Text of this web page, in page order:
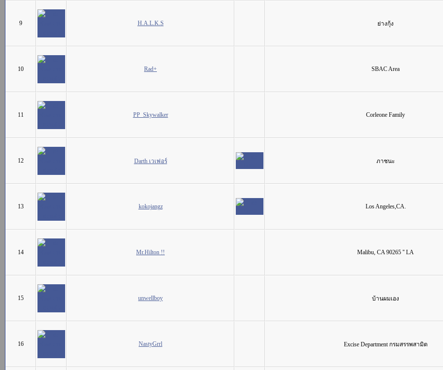
9 H.A.L.K.S ย่างกุ้ง
10 Rad+ SBAC Area
11 PP_Skywalker Corleone Family
12 Darth เวเฟอร์ ภาชนะ
13 kokojangz Los Angeles,CA.
14 Mr.Hilton !! Malibu, CA 90265 '' LA
15 unwellboy บ้านผมเอง
16 NastyGrrl Excise Department กรมสรรพสามิต